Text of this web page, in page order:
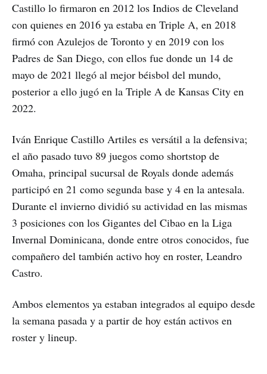
Castillo lo firmaron en 2012 los Indios de Cleveland
con quienes en 2016 ya estaba en Triple A, en 2018
firmó con Azulejos de Toronto y en 2019 con los
Padres de San Diego, con ellos fue donde un 14 de
mayo de 2021 llegó al mejor béisbol del mundo,
posterior a ello jugó en la Triple A de Kansas City en
2022.
Iván Enrique Castillo Artiles es versátil a la defensiva;
el año pasado tuvo 89 juegos como shortstop de
Omaha, principal sucursal de Royals donde además
participó en 21 como segunda base y 4 en la antesala.
Durante el invierno dividió su actividad en las mismas
3 posiciones con los Gigantes del Cibao en la Liga
Invernal Dominicana, donde entre otros conocidos, fue
compañero del también activo hoy en roster, Leandro
Castro.
Ambos elementos ya estaban integrados al equipo desde
la semana pasada y a partir de hoy están activos en
roster y lineup.